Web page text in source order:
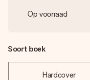
Op voorraad
Soort boek
Hardcover